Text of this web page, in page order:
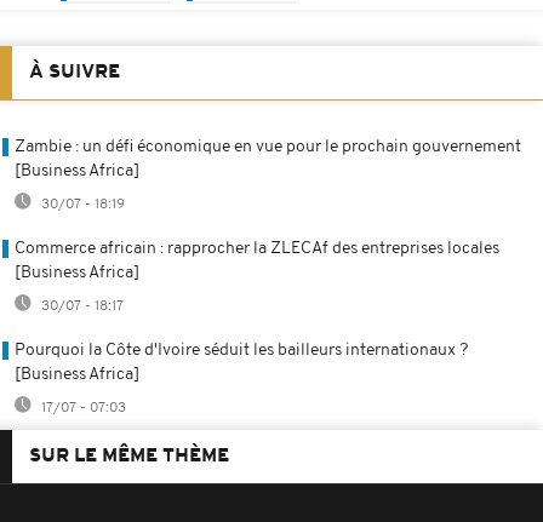
À SUIVRE
Zambie : un défi économique en vue pour le prochain gouvernement
[Business Africa]
30/07 - 18:19
Commerce africain : rapprocher la ZLECAf des entreprises locales
[Business Africa]
30/07 - 18:17
Pourquoi la Côte d'Ivoire séduit les bailleurs internationaux ?
[Business Africa]
17/07 - 07:03
SUR LE MÊME THÈME